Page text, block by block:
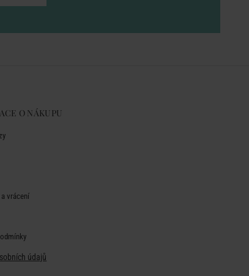
O NÁKUPU
vrácení
údajů